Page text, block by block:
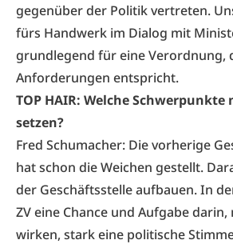
gegenüber der Politik vertreten.
fürs Handwerk im Dialog mit
grundlegend für eine Verordnung,
Anforderungen entspricht.
TOP HAIR: Welche Schwerpunkte
setzen?
Fred Schumacher: Die vorherige
hat schon die Weichen gestellt.
der Geschäftsstelle aufbauen. In
ZV eine Chance und Aufgabe darin,
wirken, stark eine politische